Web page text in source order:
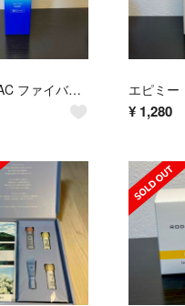
ルナメアAC ファイバーフォーム 洗顔料120g エピミー
¥ 1,280